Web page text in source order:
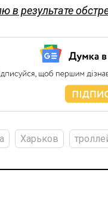
в результате
Харьков